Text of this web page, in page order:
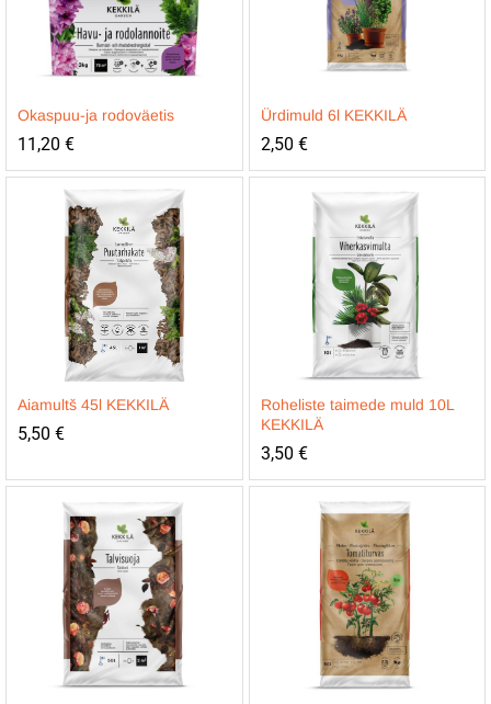
Okaspuu-ja rodoväetis
11,20 €
Ürdimuld 6l KEKKILÄ
2,50 €
Aiamultš 45l KEKKILÄ
5,50 €
Roheliste taimede muld 10L
KEKKILÄ
3,50 €